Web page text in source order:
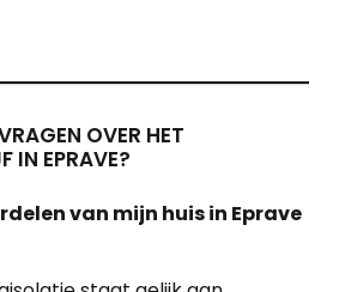
OVER HET
IN EPRAVE?
van mijn huis in Eprave